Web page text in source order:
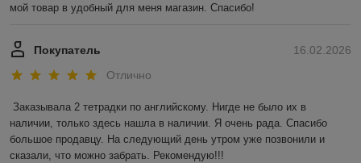
мой товар в удобный для меня магазин. Спасибо!
16.02.2026
Покупатель
Отлично
Заказывала 2 тетрадки по английскому. Нигде не было их в
наличии, только здесь нашла в наличии. Я очень рада. Спасибо
большое продавцу. На следующий день утром уже позвонили и
сказали, что можно забрать. Рекомендую!!!